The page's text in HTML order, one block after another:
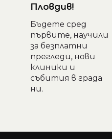
Пловдив!
Бъдете сред
първите, научили
за безплатни
прегледи, нови
клиники и
събития в града
ни.